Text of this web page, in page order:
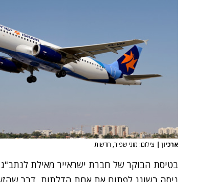
ארכיון | צילום: מוני שפיר, חדשות
בטיסת הבוקר של חברת ישראייר מאילת